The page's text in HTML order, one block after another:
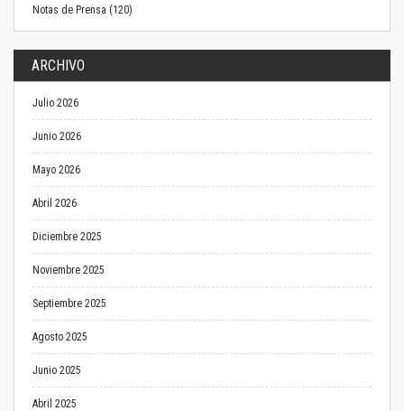
Notas de Prensa (120)
ARCHIVO
Julio 2026
Junio 2026
Mayo 2026
Abril 2026
Diciembre 2025
Noviembre 2025
Septiembre 2025
Agosto 2025
Junio 2025
Abril 2025